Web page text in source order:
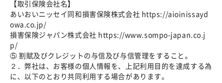
【取引保険会社名】
あいおいニッセイ同和損害保険株式会社 https://aioinissayd
owa.co.jp/
損害保険ジャパン株式会社 https://www.sompo-japan.co.j
p/
⑤ 割賦及びクレジットの与信及び与信管理をすること。
２．弊社は、お客様の個人情報を、上記利用目的を達成する為
に、以下のとおり共同利用する場合があります。